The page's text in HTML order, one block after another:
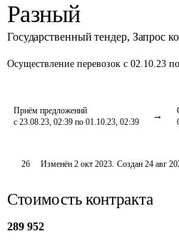
Разный
Государственный тендер, Запрос
Осуществление перевозок с 02.10.23
Приём предложений
с 23.08.23, 02:39 по 01.10.23, 02:39
26 Изменён2 окт 2023. Создан 24 авг
Стоимость контракта
289 952